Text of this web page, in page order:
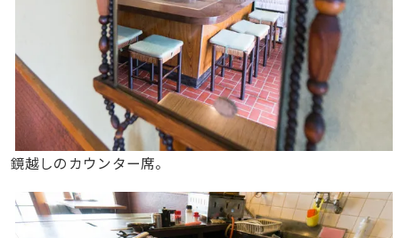
鏡越しのカウンター席。